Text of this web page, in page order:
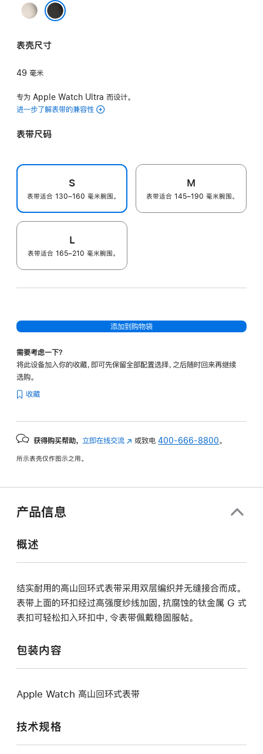
原
表壳尺寸
49 毫米
专为 Apple Watch Ultra 而设计。
进一步了解表带的兼容性
表带尺码
S
表带适合 130–160 毫米腕围。
M
表带适合 145–190 毫米腕围。
L
表带适合 165–210 毫米腕围。
添加到购物袋
需要考虑一下？
将此设备加入你的收藏，即可先保留全部配置选择，之后随时回来再继续
选购。
收藏
获得购买帮助， 立即在线交流 (在
中
或致电400-666-8800 。
所示表壳仅作图示之用。
产品信息
概述
结实耐用的高山回环式表带采用双层编织并无缝接合而成。
表带上面的环扣经过高强度纱线加固，抗腐蚀的钛金属 G 式
表扣可轻松扣入环扣中，令表带佩戴稳固服帖。
包装内容
Apple Watch 高山回环式表带
技术规格